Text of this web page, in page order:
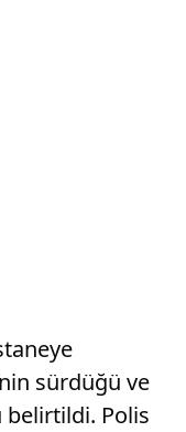
sürdüğü ve
belirtildi. Polis